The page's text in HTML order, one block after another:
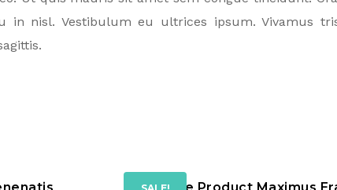
in nisl. Vestibulum eu ultrices ipsum. Vivamus